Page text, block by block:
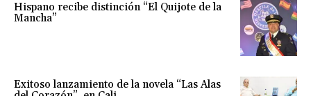
Hispano recibe distinción “El Quijote de la
Mancha”
Exitoso lanzamiento de la novela “Las Alas